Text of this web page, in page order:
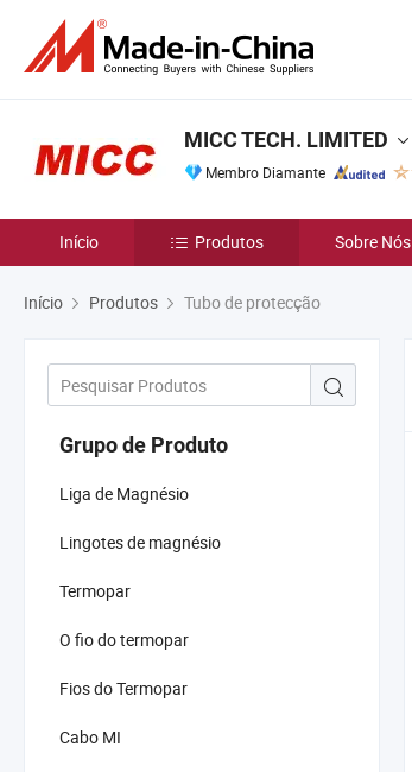
MICC TECH. LIMITED
Membro Diamante
Início Produtos Sobre Nós
Início Produtos Tubo de protecção
Grupo de Produto
Liga de Magnésio
Lingotes de magnésio
Termopar
O fio do termopar
Fios do Termopar
Cabo MI